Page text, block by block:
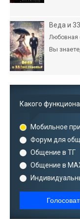
Веда и
Любовная
Вы
Какого
Мобильное
Форум для
Общение в ТГ
Общение в